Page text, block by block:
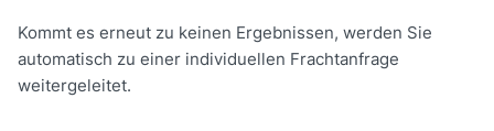
Kommt es erneut zu keinen Ergebnissen, werden Sie
automatisch zu einer individuellen Frachtanfrage
weitergeleitet.